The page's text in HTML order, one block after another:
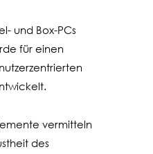
und Box-PCs
für einen
vermitteln
des